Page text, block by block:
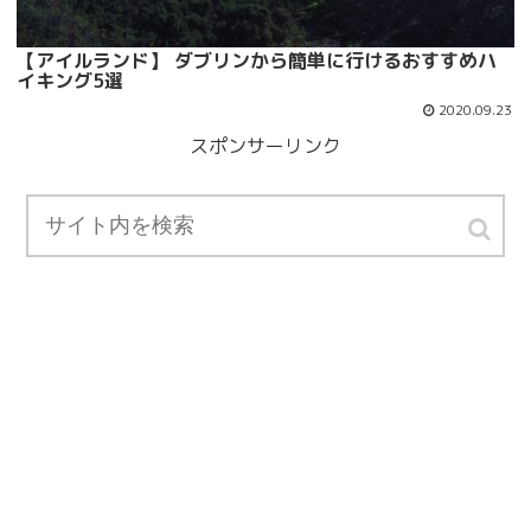
【アイルランド】 ダブリンから簡単に行けるおすすめハ
イキング5選
2020.09.23
スポンサーリンク